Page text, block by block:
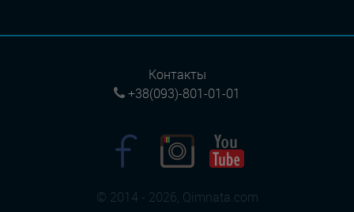
© 2014 - 2026, Qimnata.com
Контакты
+38(093)-801-01-01